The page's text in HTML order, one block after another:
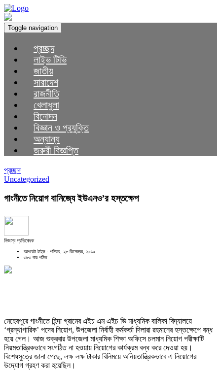
Toggle navigation
প্রচ্ছদ
লাইভ টিভি
জাতীয়
সারাদেশ
রাজনীতি
খেলাধুলা
বিনোদন
বিজ্ঞান ও প্রযুক্তি
অন্যান্য
জরুরী বিজ্ঞপ্তি
প্রচ্ছদ
Uncategorized
গাংনীতে নিয়োগ বানিজ্যে ইউএনও’র হস্তক্ষেপ
নিজস্ব প্রতিবেদক
আপডেট টাইম : শনিবার, ২৮ ডিসেম্বর, ২০১৯
৩৮৩ বার পঠিত
মেহেরপুরে গাংনীতে হিন্দা গ্রামের এইচ এম এইচ ভি মাধ্যমিক বালিকা বিদ্যালয়ে
‘গ্রন্থাগারিক’ পদের নিয়োগ, উপজেলা নির্বাহী কর্মকর্তা দিলারা রহমানের হস্তক্ষেপে বন্ধ
হয়ে গেল। আজ শুক্রবার উপজেলা মাধ্যমিক শিক্ষা অফিসে চলমান নিয়োগ পরীক্ষাটি
নিয়মতান্ত্রিকভাবে সংগঠিত না হওয়ায় নিয়োগের কার্যক্রম বন্ধ করে দেওয়া হয়।
বিশেষসুত্রে জানা গেছে, লক্ষ লক্ষ টাকার বিনিময়ে অনিয়তান্ত্রিকভাবে এ নিয়োগের
উদ্যোগ গ্রহণ করা হয়েছিল।